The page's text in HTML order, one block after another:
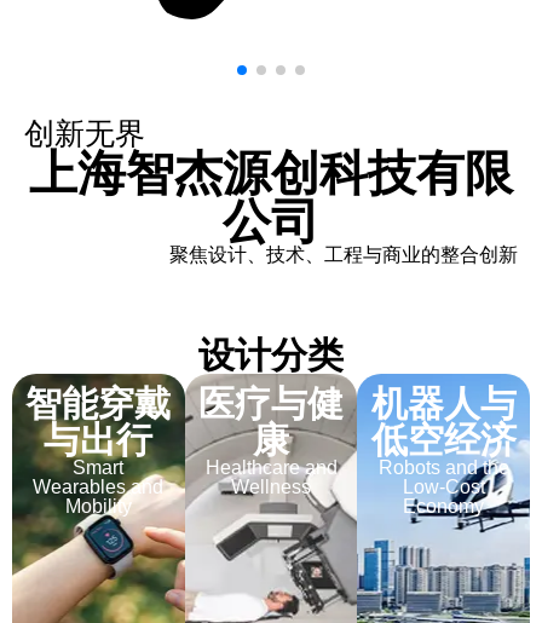
创新无界
上海智杰源创科技有限
公司
聚焦设计、技术、工程与商业的整合创新
设计分类
智能穿戴
与出行
Smart
Wearables and
Mobility
医疗与健
康
Healthcare and
Wellness
机器人与
低空经济
Robots and the
Low-Cost
Economy